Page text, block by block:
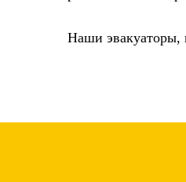
Наши эвакуаторы,